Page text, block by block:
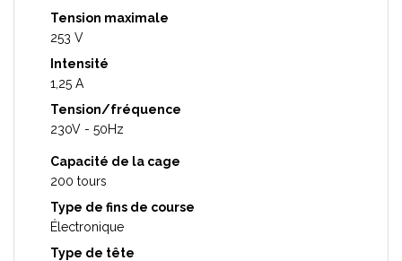
Tension maximale
253 V
Intensité
1,25 A
Tension/fréquence
230V - 50Hz
Capacité de la cage
200 tours
Type de fins de course
Électronique
Type de tête